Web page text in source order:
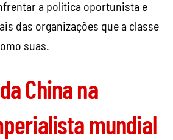
a política oportunista e
das organizações que a classe
suas.
China na
mundial